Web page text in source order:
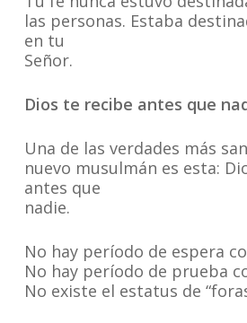
las personas. Estaba
en tu
Señor.
Dios te recibe antes que
Una de las verdades más
nuevo musulmán es esta:
antes que
nadie.
No hay período de espera
No hay período de prueba
No existe el estatus de